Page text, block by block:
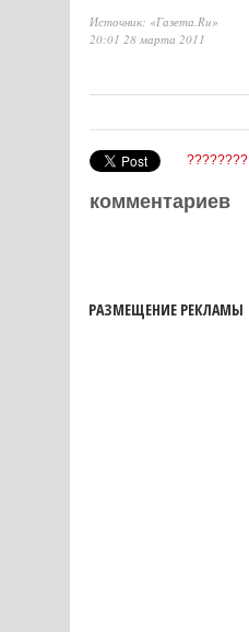
Источник: «Газета.Ru»
20:01 28 марта 2011
????????
комментариев
РАЗМЕЩЕНИЕ РЕКЛАМЫ